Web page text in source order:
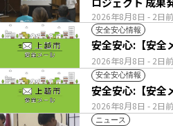
2026年8月8日 - 2日前
安全安心情報
2026年8月8日 - 2日前
安全安心:【安全
安全安心情報
2026年8月8日 - 2日前
安全安心:【安全
ニュース